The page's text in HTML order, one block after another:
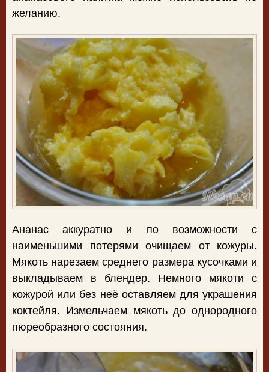
желанию.
Ананас аккуратно и по возможности с
наименьшими потерями очищаем от кожуры.
Мякоть нарезаем среднего размера кусочками и
выкладываем в блендер. Немного мякоти с
кожурой или без неё оставляем для украшения
коктейля. Измельчаем мякоть до однородного
пюреобразного состояния.